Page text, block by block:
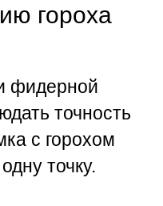
гороха
фидерной
точность
с горохом
точку.